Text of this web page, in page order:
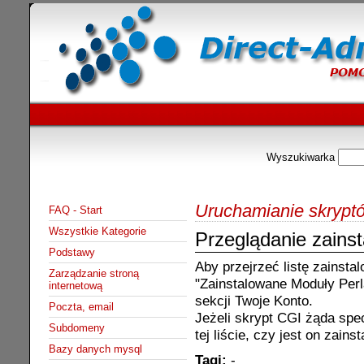
Wyszukiwarka
FAQ - Start
Wszystkie Kategorie
Podstawy
Zarządzanie stroną
internetową
Poczta, email
Subdomeny
Bazy danych mysql
Uruchamianie
Przeglądanie
Aby przejrzeć listę
"Zainstalowane Moduły
sekcji Twoje Konto.
Jeżeli skrypt CGI żąda
tej liście, czy jest on
Tagi: -